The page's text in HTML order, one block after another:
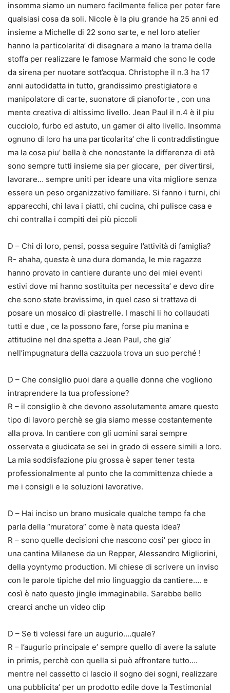
insomma siamo un numero facilmente felice per poter fare
qualsiasi cosa da soli. Nicole è la piu grande ha 25 anni ed
insieme a Michelle di 22 sono sarte, e nel loro atelier
hanno la particolarita’ di disegnare a mano la trama della
stoffa per realizzare le famose Marmaid che sono le code
da sirena per nuotare sott’acqua. Christophe il n.3 ha 17
anni autodidatta in tutto, grandissimo prestigiatore e
manipolatore di carte, suonatore di pianoforte , con una
mente creativa di altissimo livello. Jean Paul il n.4 è il piu
cucciolo, furbo ed astuto, un gamer di alto livello. Insomma
ognuno di loro ha una particolarita’ che li contraddistingue
ma la cosa piu’ bella è che nonostante la differenza di età
sono sempre tutti insieme sia per giocare, per divertirsi,
lavorare… sempre uniti per ideare una vita migliore senza
essere un peso organizzativo familiare. Si fanno i turni, chi
apparecchi, chi lava i piatti, chi cucina, chi pulisce casa e
chi contralla i compiti dei più piccoli
D – Chi di loro, pensi, possa seguire l’attività di famiglia?
R- ahaha, questa è una dura domanda, le mie ragazze
hanno provato in cantiere durante uno dei miei eventi
estivi dove mi hanno sostituita per necessita’ e devo dire
che sono state bravissime, in quel caso si trattava di
posare un mosaico di piastrelle. I maschi li ho collaudati
tutti e due , ce la possono fare, forse piu manina e
attitudine nel dna spetta a Jean Paul, che gia’
nell’impugnatura della cazzuola trova un suo perché !
D – Che consiglio puoi dare a quelle donne che vogliono
intraprendere la tua professione?
R – il consiglio è che devono assolutamente amare questo
tipo di lavoro perchè se gia siamo messe costantemente
alla prova. In cantiere con gli uomini sarai sempre
osservata e giudicata se sei in grado di essere simili a loro.
La mia soddisfazione piu grossa è saper tener testa
professionalmente al punto che la committenza chiede a
me i consigli e le soluzioni lavorative.
D – Hai inciso un brano musicale qualche tempo fa che
parla della “muratora” come è nata questa idea?
R – sono quelle decisioni che nascono cosi’ per gioco in
una cantina Milanese da un Repper, Alessandro Migliorini,
della yoyntymo production. Mi chiese di scrivere un inviso
con le parole tipiche del mio linguaggio da cantiere…. e
così è nato questo jingle immaginabile. Sarebbe bello
crearci anche un video clip
D – Se ti volessi fare un augurio….quale?
R – l’augurio principale e’ sempre quello di avere la salute
in primis, perchè con quella si può affrontare tutto….
mentre nel cassetto ci lascio il sogno dei sogni, realizzare
una pubblicita’ per un prodotto edile dove la Testimonial